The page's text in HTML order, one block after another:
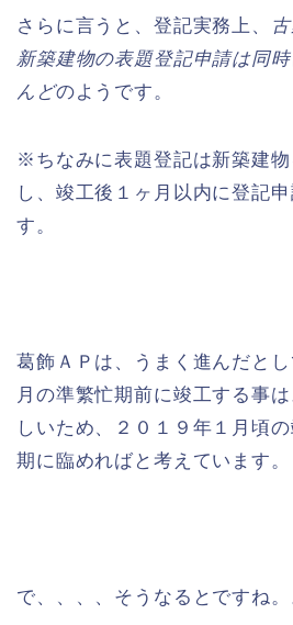
さらに言うと、登記実務上、
新築建物の表題登記申請は同
んどのようです。
※ちなみに表題登記は新築建
し、竣工後１ヶ月以内に登記
す。
葛飾ＡＰは、うまく進んだと
月の準繁忙期前に竣工する事
しいため、２０１９年１月頃
期に臨めればと考えています。
で、、、、そうなるとですね。